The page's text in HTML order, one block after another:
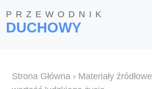
PRZEWODNIK
DUCHOWY
Strona Główna › Materiały źródłowe